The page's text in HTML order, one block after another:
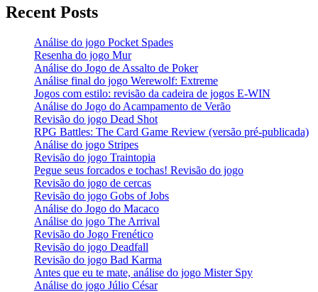
Recent Posts
Análise do jogo Pocket Spades
Resenha do jogo Mur
Análise do Jogo de Assalto de Poker
Análise final do jogo Werewolf: Extreme
Jogos com estilo: revisão da cadeira de jogos E-WIN
Análise do Jogo do Acampamento de Verão
Revisão do jogo Dead Shot
RPG Battles: The Card Game Review (versão pré-publicada)
Análise do jogo Stripes
Revisão do jogo Traintopia
Pegue seus forcados e tochas! Revisão do jogo
Revisão do jogo de cercas
Revisão do jogo Gobs of Jobs
Análise do Jogo do Macaco
Análise do jogo The Arrival
Revisão do Jogo Frenético
Revisão do jogo Deadfall
Revisão do jogo Bad Karma
Antes que eu te mate, análise do jogo Mister Spy
Análise do jogo Júlio César